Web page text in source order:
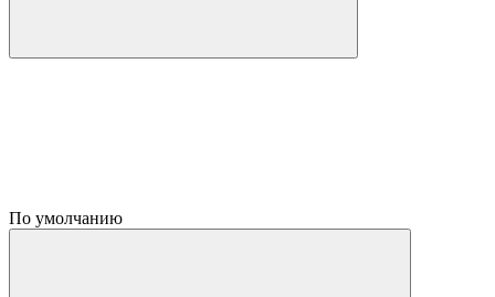
По умолчанию